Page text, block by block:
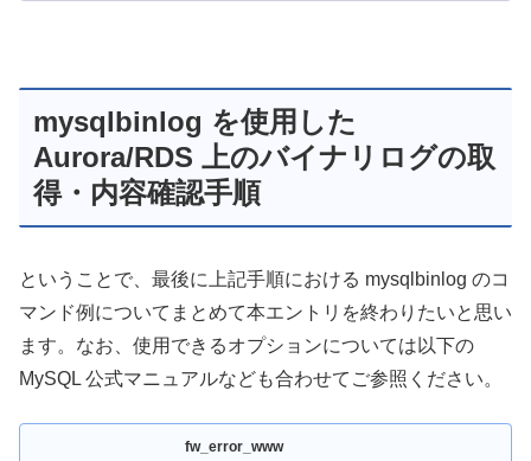
mysqlbinlog を使用した
Aurora/RDS 上のバイナリログの取
得・内容確認手順
ということで、最後に上記手順における mysqlbinlog のコ
マンド例についてまとめて本エントリを終わりたいと思い
ます。なお、使用できるオプションについては以下の
MySQL 公式マニュアルなども合わせてご参照ください。
fw_error_www